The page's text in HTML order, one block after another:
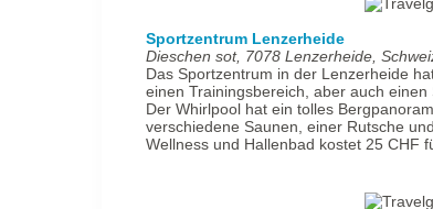
Sportzentrum Lenzerheide
Dieschen sot, 7078 Lenzerheide,
Das Sportzentrum in der Lenzerheide
einen Trainingsbereich, aber auch
Der Whirlpool hat ein tolles
verschiedene Saunen, einer Rutsche
Wellness und Hallenbad kostet 25 CHF